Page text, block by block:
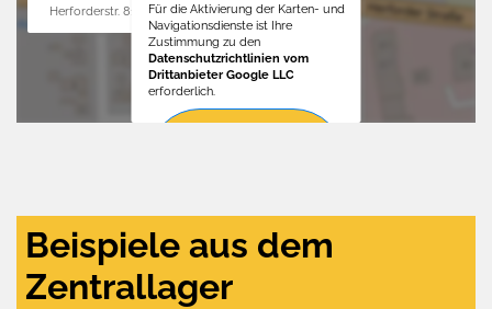
Herforderstr. 81, 32657 LemgoFür die Aktivierung der Karten- und
Navigationsdienste ist Ihre
Zustimmung zu den
Datenschutzrichtlinien vom
Drittanbieter Google LLC
erforderlich.
Beispiele aus dem
Zentrallager